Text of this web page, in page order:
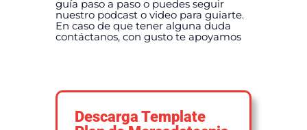
guía paso a paso o puedes seguir
nuestro podcast o video para guiarte.
En caso de que tener alguna duda
contáctanos, con gusto te apoyamos
Descarga Template